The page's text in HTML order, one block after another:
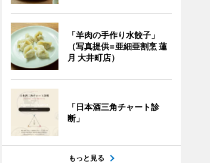
「羊肉の手作り水餃子」
（写真提供=亜細亜割烹 蓮
月 大井町店）
「日本酒三角チャート診
断」
もっと見る